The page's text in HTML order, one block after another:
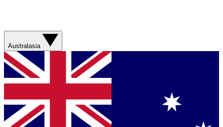
Australasia